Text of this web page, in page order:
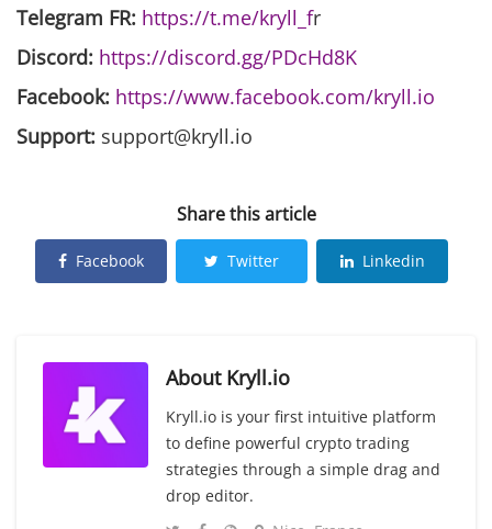
Telegram FR: https://t.me/kryll_fr
Discord: https://discord.gg/PDcHd8K
Facebook: https://www.facebook.com/kryll.io
Support: support@kryll.io
Share this article
Facebook Twitter Linkedin
About Kryll.io
Kryll.io is your first intuitive platform
to define powerful crypto trading
strategies through a simple drag and
drop editor.